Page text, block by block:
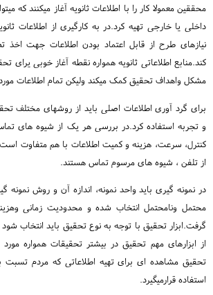
محققین معمولا کار را با اطلاعات ثانویه آغاز میکنند که
داخلی یا خارجی تهیه کرد.در به کارگیری از اطلاعات
نیازهای طرح از قابل اعتماد بودن اطلاعات جهت اخذ
کند.منابع اطلاعاتی ثانویه همواره نقطه آغاز خوبی یرای
مشکل واهداف تحقیق کمک میکند ولیکن تمام اطلاعات مورد
برای گرد آوری اطلاعات اصلی باید از روشهای مختلف
و تجربه استفاده کرد.در بررسی هر یک از شیوه های
کنترل، سرعت، هزینه و کمیت اطلاعات با هم متفاوت
از تلفن ، شیوه های مرسوم تماس هستند.
در نمونه گیری باید واحد نمونه، اندازه آن و روش نمونه
محتمل ونامحتمل انتخاب شده و محدودیت زمانی
گرفت.ابزار تحقیق با توجه به نوع تحقیق باید انتخاب
از ابزارهای مهم تحقیق در بیشتر تحقیقات همواره مورد
تحقیق مشاهده ای برای تهیه اطلاعاتی که مردم تسبت
استفاده قرارمیگیرد.